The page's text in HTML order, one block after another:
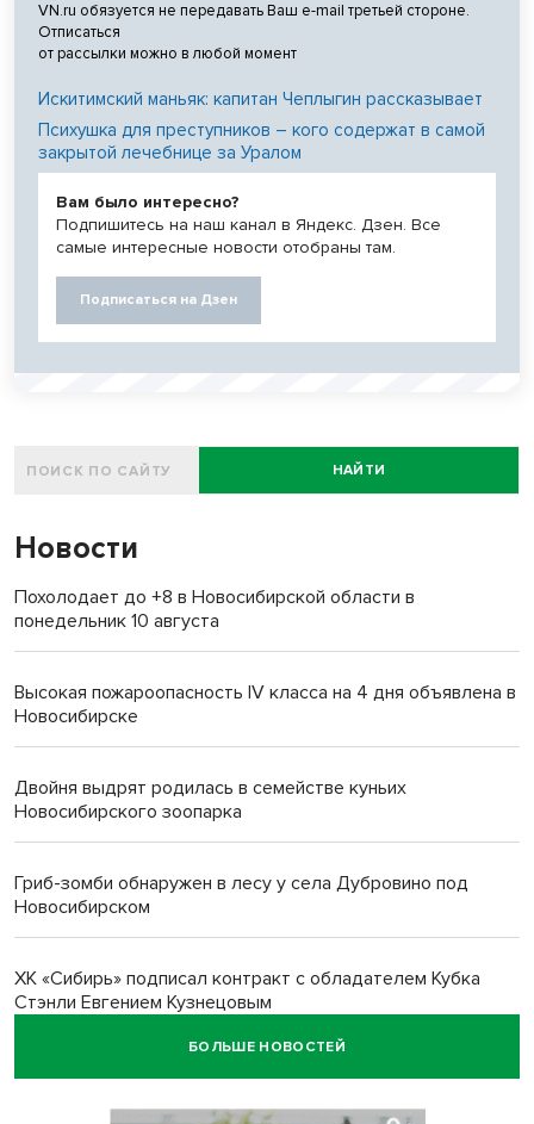
VN.ru обязуется не передавать Ваш e-mail третьей стороне.
Отписаться
от рассылки можно в любой момент
Искитимский маньяк: капитан Чеплыгин рассказывает
Психушка для преступников – кого содержат в самой
закрытой лечебнице за Уралом
Вам было интересно?
Подпишитесь на наш канал в Яндекс. Дзен. Все
самые интересные новости отобраны там.
Подписаться на Дзен
НАЙТИ
Новости
Похолодает до +8 в Новосибирской области в
понедельник 10 августа
Высокая пожароопасность IV класса на 4 дня объявлена в
Новосибирске
Двойня выдрят родилась в семействе куньих
Новосибирского зоопарка
Гриб-зомби обнаружен в лесу у села Дубровино под
Новосибирском
ХК «Сибирь» подписал контракт с обладателем Кубка
Стэнли Евгением Кузнецовым
БОЛЬШЕ НОВОСТЕЙ